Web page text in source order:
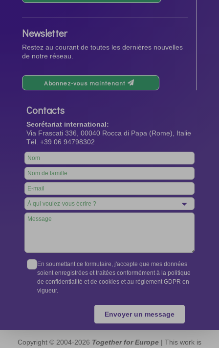
Newsletter
Restez au courant de toutes les dernières nouvelles
de notre réseau.
Abonnez-vous maintenant
Contacts
Secrétariat international:
Via Frascati 336, 00040 Rocca di Papa (Rome), Italie
Tél. +39 06 94798302
Leave
this
field
blank
En soumettant ce formulaire, j'accepte que mes données
soient enregistrées et traitées conformément à la politique
de confidentialité et de cookies et au règlement GDPR en
vigueur.
Envoyer un message
Copyright © 2004-2026 Together for Europe | This work is